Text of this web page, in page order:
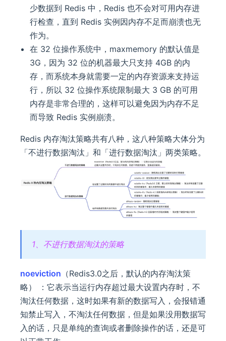
少数据到 Redis 中，Redis 也不会对可用内存进
行检查，直到 Redis 实例因内存不足而崩溃也无
作为。
在 32 位操作系统中，maxmemory 的默认值是
3G，因为 32 位的机器最大只支持 4GB 的内
存，而系统本身就需要一定的内存资源来支持运
行，所以 32 位操作系统限制最大 3 GB 的可用
内存是非常合理的，这样可以避免因为内存不足
而导致 Redis 实例崩溃。
Redis 内存淘汰策略共有八种，这八种策略大体分为
「不进行数据淘汰」和「进行数据淘汰」两类策略。
1、不进行数据淘汰的策略
noeviction （Redis3.0之后，默认的内存淘汰策
略） ：它表示当运行内存超过最大设置内存时，不
淘汰任何数据，这时如果有新的数据写入，会报错通
知禁止写入，不淘汰任何数据，但是如果没用数据写
入的话，只是单纯的查询或者删除操作的话，还是可